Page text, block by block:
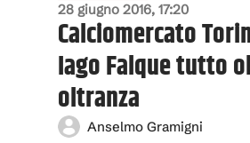
28 giugno 2016, 17:20
Calciomercato
Iago Falque tutto
oltranza
Anselmo Gramigni